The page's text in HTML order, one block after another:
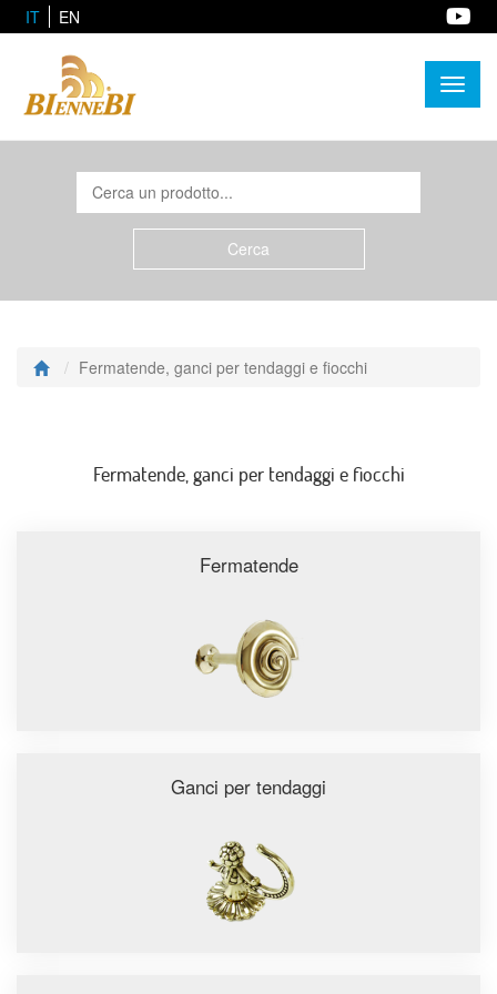
IT EN
Fermatende, ganci per tendaggi e fiocchi
Fermatende, ganci per tendaggi e fiocchi
Fermatende
Ganci per tendaggi